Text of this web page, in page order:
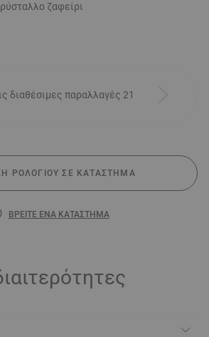
ζαφείρι
διαθέσιμες παραλλαγές 21
ΡΟΛΟΓΙΟΎ ΣΕ ΚΑΤΆΣΤΗΜΑ
ΒΡΕΊΤΕ ΈΝΑ ΚΑΤΆΣΤΗΜΑ